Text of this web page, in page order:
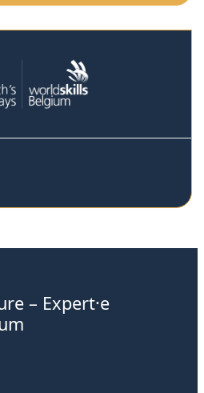
– Expert·e